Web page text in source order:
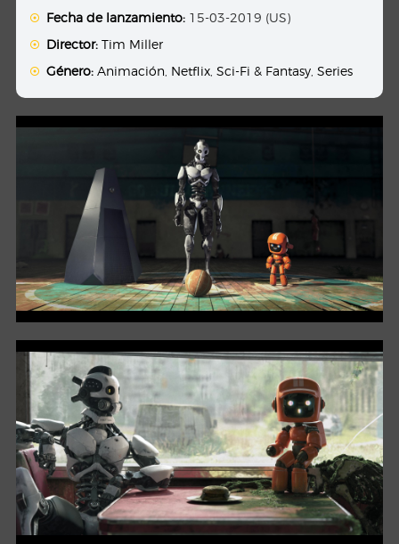
Fecha de lanzamiento: 15-03-2019 (US)
Director: Tim Miller
Género: Animación Netflix ,Sci-Fi & Fantasy ,Series